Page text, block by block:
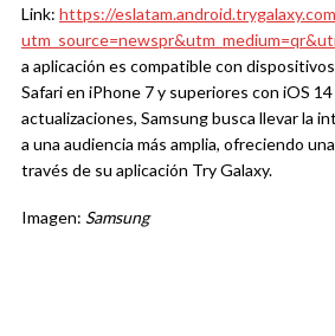
Link: https://
a aplicación es compatible con
Safari en iPhone 7 y superiores con iOS
actualizaciones, Samsung busca llevar la
a una audiencia más amplia, ofreciendo
través de su aplicación Try Galaxy.
Imagen: Samsung